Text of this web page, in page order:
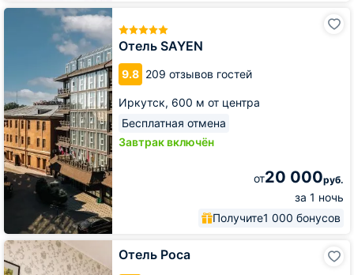
Отель SAYEN
9.8 209 отзывов гостей
Иркутск, 600 м от центра
Бесплатная отмена
Завтрак включён
от20 000руб.
за 1 ночь
Получите1 000 бонусов
Отель
Отель Роса
Отель
Роса